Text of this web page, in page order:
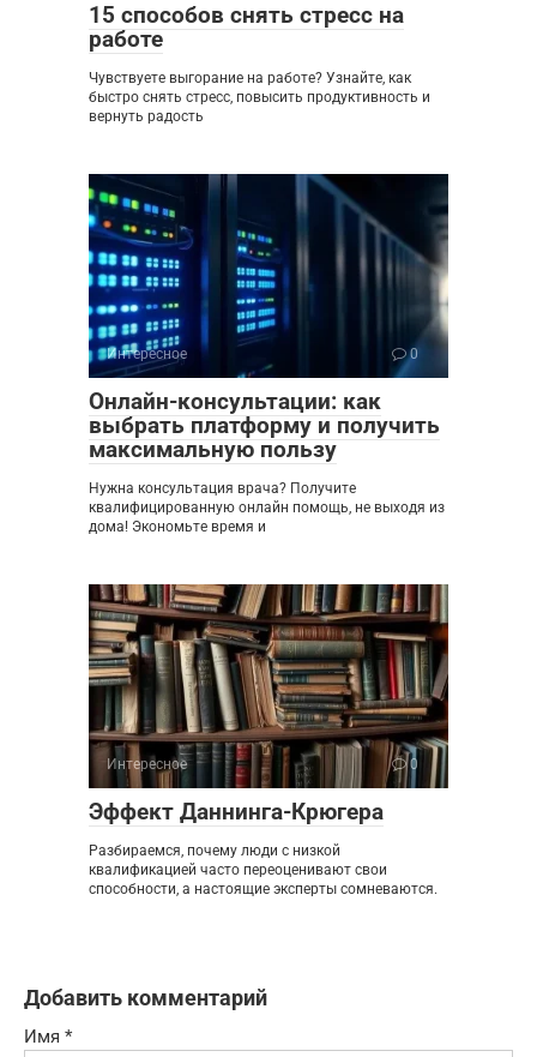
15 способов снять стресс на
работе
Чувствуете выгорание на работе? Узнайте, как
быстро снять стресс, повысить продуктивность и
вернуть радость
Интересное 0
Онлайн-консультации: как
выбрать платформу и получить
максимальную пользу
Нужна консультация врача? Получите
квалифицированную онлайн помощь, не выходя из
дома! Экономьте время и
Интересное 0
Эффект Даннинга-Крюгера
Разбираемся, почему люди с низкой
квалификацией часто переоценивают свои
способности, а настоящие эксперты сомневаются.
Добавить комментарий
Имя *